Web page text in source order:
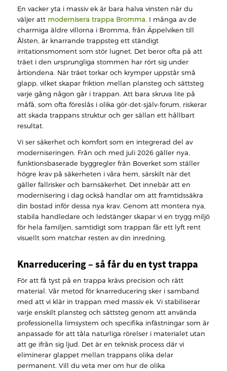
En vacker yta i massiv ek är bara halva vinsten när du
väljer att modernisera trappa Bromma. I många av de
charmiga äldre villorna i Bromma, från Äppelviken till
Ålsten, är knarrande trappsteg ett ständigt
irritationsmoment som stör lugnet. Det beror ofta på att
träet i den ursprungliga stommen har rört sig under
årtiondena. När träet torkar och krymper uppstår små
glapp, vilket skapar friktion mellan plansteg och sättsteg
varje gång någon går i trappan. Att bara skruva lite på
måfå, som ofta föreslås i olika gör-det-själv-forum, riskerar
att skada trappans struktur och ger sällan ett hållbart
resultat.
Vi ser säkerhet och komfort som en integrerad del av
moderniseringen. Från och med juli 2026 gäller nya,
funktionsbaserade byggregler från Boverket som ställer
högre krav på säkerheten i våra hem, särskilt när det
gäller fallrisker och barnsäkerhet. Det innebär att en
modernisering i dag också handlar om att framtidssäkra
din bostad inför dessa nya krav. Genom att montera nya,
stabila handledare och ledstänger skapar vi en trygg miljö
för hela familjen, samtidigt som trappan får ett lyft rent
visuellt som matchar resten av din inredning.
Knarreducering – så får du en tyst trappa
För att få tyst på en trappa krävs precision och rätt
material. Vår metod för knarreducering sker i samband
med att vi klär in trappan med massiv ek. Vi stabiliserar
varje enskilt plansteg och sättsteg genom att använda
professionella limsystem och specifika infästningar som är
anpassade för att tåla naturliga rörelser i materialet utan
att ge ifrån sig ljud. Det är en teknisk process där vi
eliminerar glappet mellan trappans olika delar
permanent. Vill du veta mer om hur de olika